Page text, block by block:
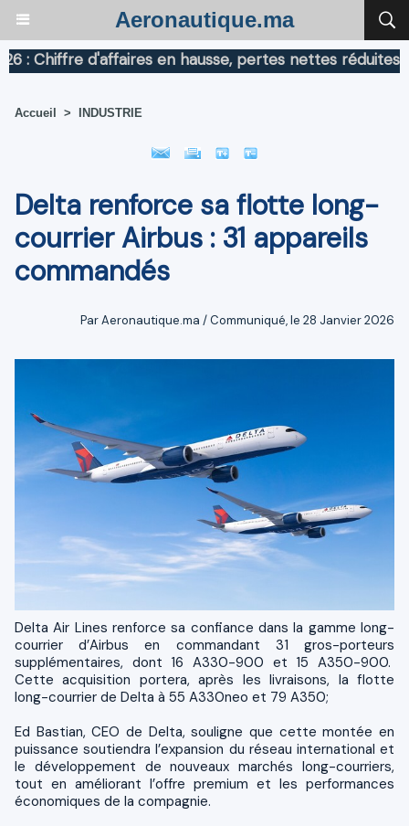
Aeronautique.ma
d'affaires en hausse, pertes nettes réduites
Accueil > INDUSTRIE
Delta renforce sa flotte long-
courrier Airbus : 31 appareils
commandés
Par Aeronautique.ma / Communiqué, le 28 Janvier 2026
Delta Air Lines renforce sa confiance dans la gamme long-
courrier d’Airbus en commandant 31 gros-porteurs
supplémentaires, dont 16 A330-900 et 15 A350-900.
Cette acquisition portera, après les livraisons, la flotte
long-courrier de Delta à 55 A330neo et 79 A350;
Ed Bastian, CEO de Delta, souligne que cette montée en
puissance soutiendra l’expansion du réseau international et
le développement de nouveaux marchés long-courriers,
tout en améliorant l’offre premium et les performances
économiques de la compagnie.